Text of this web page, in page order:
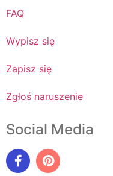
FAQ
Wypisz się
Zapisz się
Zgłoś naruszenie
Social Media